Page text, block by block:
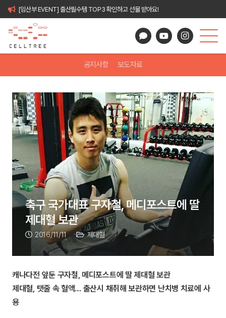
[임산부 EVENT] 출산필수템 TOP3 확인하고 선물 받아요!
공지사항 보도자료
축구 국가대표 구자철, 메디포스트에 딸
제대혈 보관
2016/11/11 제대혈
캐나다전 앞둔 구자철, 메디포스트에 딸 제대혈 보관
제대혈, 탯줄 속 혈액… 출산시 채취해 보관하면 난치병 치료에 사
용